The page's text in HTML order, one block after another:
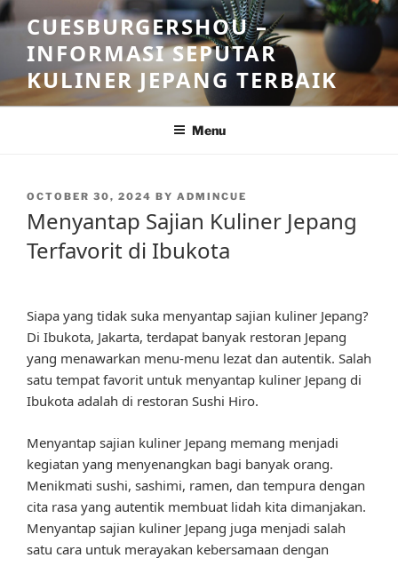
Skip
to
content
CUESBURGERSHOU –
INFORMASI SEPUTAR
KULINER JEPANG TERBAIK
Menu
POSTED
OCTOBER 30, 2024 BY ADMINCUE
Menyantap Sajian Kuliner Jepang
Terfavorit di Ibukota
Siapa yang tidak suka menyantap sajian kuliner Jepang?
Di Ibukota, Jakarta, terdapat banyak restoran Jepang
yang menawarkan menu-menu lezat dan autentik. Salah
satu tempat favorit untuk menyantap kuliner Jepang di
Ibukota adalah di restoran Sushi Hiro.
Menyantap sajian kuliner Jepang memang menjadi
kegiatan yang menyenangkan bagi banyak orang.
Menikmati sushi, sashimi, ramen, dan tempura dengan
cita rasa yang autentik membuat lidah kita dimanjakan.
Menyantap sajian kuliner Jepang juga menjadi salah
satu cara untuk merayakan kebersamaan dengan